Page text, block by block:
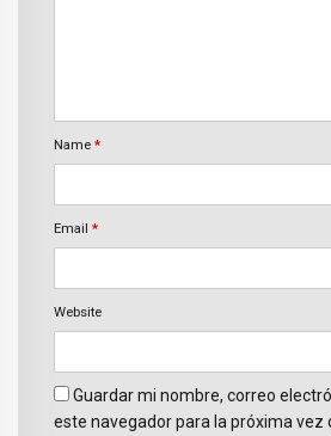
Name *
Email *
Website
Guardar mi nombre, correo
este navegador para la próxima vez